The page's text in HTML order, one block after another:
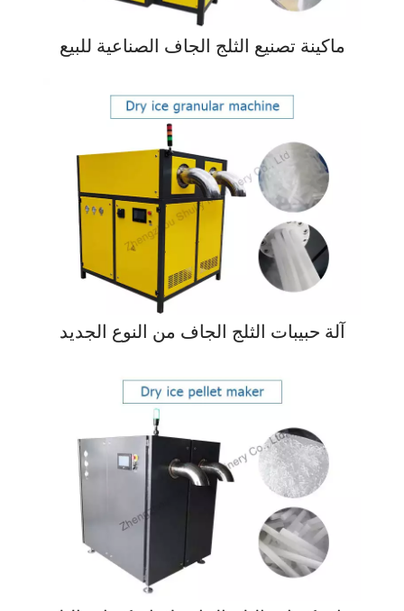
ماكينة تصنيع الثلج الجاف الصناعية للبيع
آلة حبيبات الثلج الجاف من النوع الجديد